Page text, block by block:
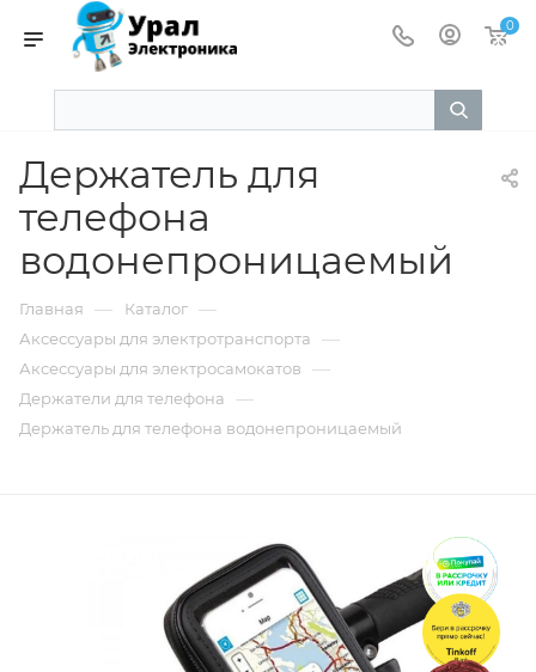
0
Держатель для
телефона
водонепроницаемый
Главная — Каталог —
Аксессуары для электротранспорта —
Аксессуары для электросамокатов —
Держатели для телефона —
Держатель для телефона водонепроницаемый
×